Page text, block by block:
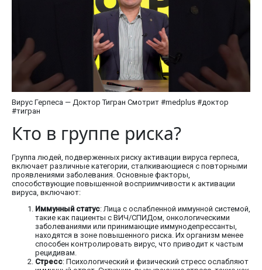
Вирус Герпеса — Доктор Тигран Смотрит #medplus #доктор
#тигран
Кто в группе риска?
Группа людей, подверженных риску активации вируса герпеса,
включает различные категории, сталкивающиеся с повторными
проявлениями заболевания. Основные факторы,
способствующие повышенной восприимчивости к активации
вируса, включают:
Иммунный статус: Лица с ослабленной иммунной системой,
такие как пациенты с ВИЧ/СПИДом, онкологическими
заболеваниями или принимающие иммунодепрессанты,
находятся в зоне повышенного риска. Их организм менее
способен контролировать вирус, что приводит к частым
рецидивам.
Стресс: Психологический и физический стресс ослабляют